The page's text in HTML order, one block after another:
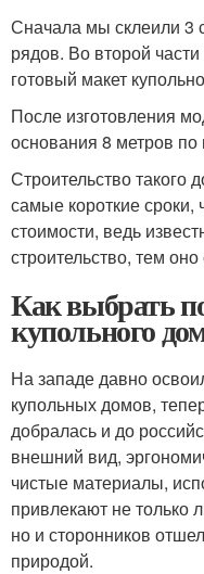
Сначала мы склеили 3
рядов. Во второй
готовый макет
После изготовления
основания 8 метров по
Строительство такого
самые короткие сроки,
стоимости, ведь
строительство, тем
Как выбрать
купольного
На западе давно
купольных домов,
добралась и до
внешний вид,
чистые материалы,
привлекают не только
но и сторонников
природой.